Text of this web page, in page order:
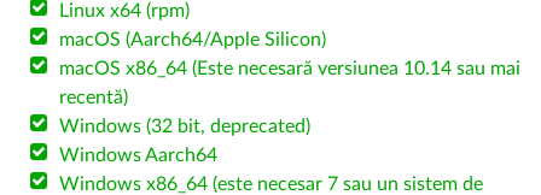
Linux x64 (rpm)
macOS (Aarch64/Apple Silicon)
macOS x86_64 (Este necesară versiunea 10.14 sau mai
recentă)
Windows (32 bit, deprecated)
Windows Aarch64
Windows x86_64 (este necesar 7 sau un sistem de